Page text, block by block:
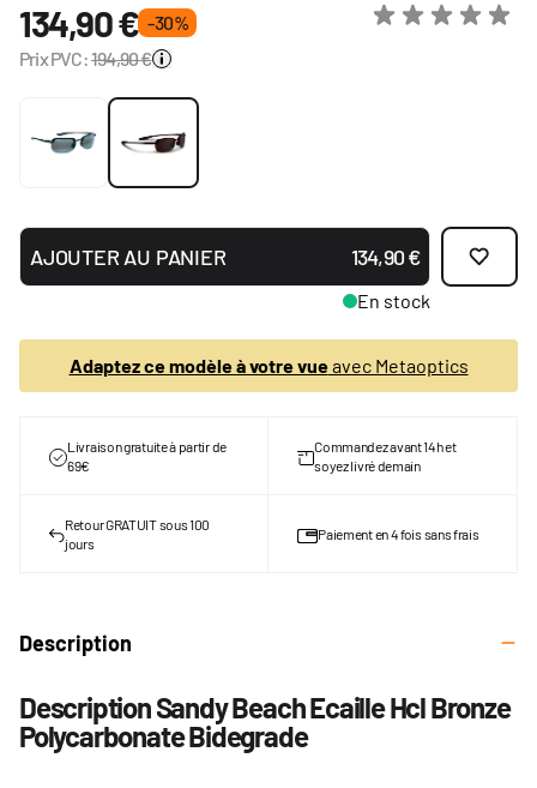
134,90 € - 30 %
Prix PVC:194,90 €
AJOUTER AU PANIER 134,90 €
En stock
Adaptez ce modèle à votre vueavec Metaoptics
Livraison gratuite à partir de
69€
Commandez avant 14h et
soyez livré demain
Retour GRATUIT sous 100
jours
Paiement en 4 fois sans frais
Description
Description Sandy Beach Ecaille Hcl Bronze
Polycarbonate Bidegrade